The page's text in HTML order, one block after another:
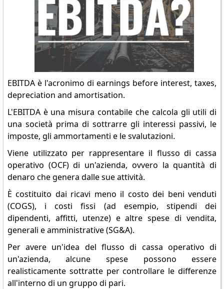
EBITDA è l'acronimo di earnings before interest, taxes,
depreciation and amortisation.
L'EBITDA è una misura contabile che calcola gli utili di
una società prima di sottrarre gli interessi passivi, le
imposte, gli ammortamenti e le svalutazioni.
Viene utilizzato per rappresentare il flusso di cassa
operativo (OCF) di un'azienda, ovvero la quantità di
denaro che genera dalle sue attività.
È costituito dai ricavi meno il costo dei beni venduti
(COGS), i costi fissi (ad esempio, stipendi dei
dipendenti, affitti, utenze) e altre spese di vendita,
generali e amministrative (SG&A).
Per avere un'idea del flusso di cassa operativo di
un'azienda, alcune spese possono essere
realisticamente sottratte per controllare le differenze
all'interno di un gruppo di pari.